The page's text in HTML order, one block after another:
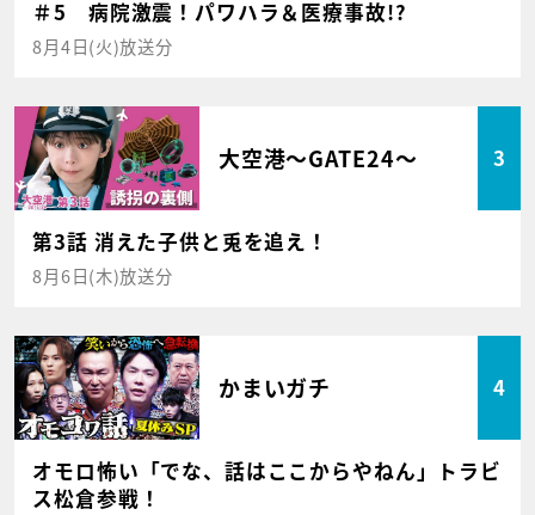
＃5 病院激震！パワハラ＆医療事故!?
8月4日(火)放送分
大空港～GATE24～ 3
第3話 消えた子供と兎を追え！
8月6日(木)放送分
かまいガチ 4
オモロ怖い「でな、話はここからやねん」トラビ
ス松倉参戦！